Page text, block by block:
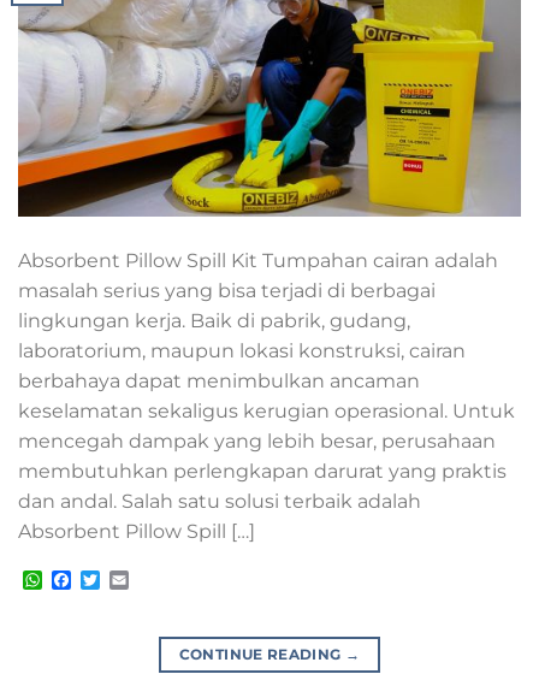
Absorbent Pillow Spill Kit Tumpahan cairan adalah
masalah serius yang bisa terjadi di berbagai
lingkungan kerja. Baik di pabrik, gudang,
laboratorium, maupun lokasi konstruksi, cairan
berbahaya dapat menimbulkan ancaman
keselamatan sekaligus kerugian operasional. Untuk
mencegah dampak yang lebih besar, perusahaan
membutuhkan perlengkapan darurat yang praktis
dan andal. Salah satu solusi terbaik adalah
Absorbent Pillow Spill […]
WhatsApp
Facebook
Twitter
CONTINUE READING →